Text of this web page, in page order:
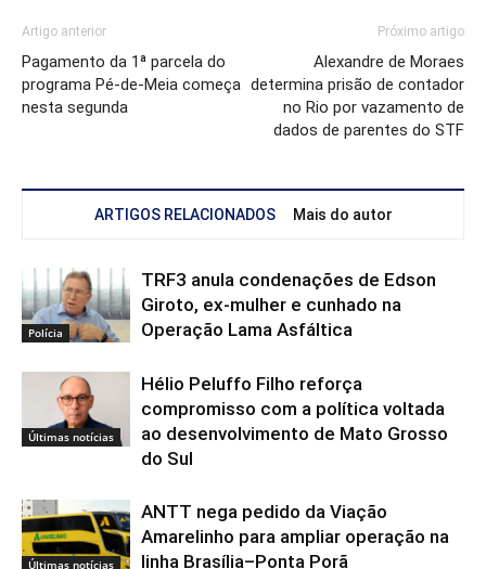
Artigo anterior
Pagamento da 1ª parcela do
programa Pé-de-Meia começa
nesta segunda
Próximo artigo
Alexandre de Moraes
determina prisão de contador
no Rio por vazamento de
dados de parentes do STF
ARTIGOS RELACIONADOS Mais do autor
Polícia
TRF3 anula condenações de Edson
Giroto, ex-mulher e cunhado na
Operação Lama Asfáltica
Últimas notícias
Hélio Peluffo Filho reforça
compromisso com a política voltada
ao desenvolvimento de Mato Grosso
do Sul
Últimas notícias
ANTT nega pedido da Viação
Amarelinho para ampliar operação na
linha Brasília–Ponta Porã